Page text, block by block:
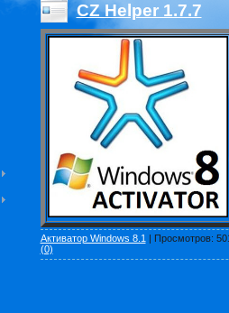
CZ Helper 1.7.7
Активатор Windows 8.1 Просмотров:
(0)